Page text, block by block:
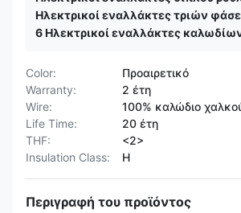
Ηλεκτρικοί εναλλάκτες τριών
6 Ηλεκτρικοί εναλλάκτες
Color:
Προαιρετικό
Warranty:
2 έτη
Wire:
100% καλώδιο
Life Time:
20 έτη
THF:
<2>
Insulation Class:
H
Περιγραφή του προϊόντος